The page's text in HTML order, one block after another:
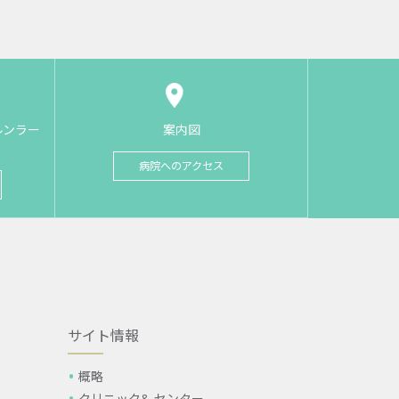
ラー 案内図
病院へのアクセス
サイト情報
概略